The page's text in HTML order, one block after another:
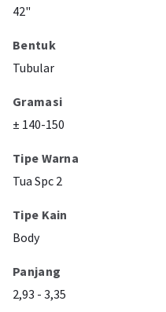
42"
Bentuk
Tubular
Gramasi
± 140-150
Tipe Warna
Tua Spc 2
Tipe Kain
Body
Panjang
2,93 - 3,35